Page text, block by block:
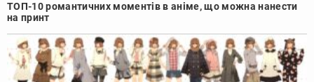
ТОП-10 романтичних моментів в аніме, що можна нанести
на принт